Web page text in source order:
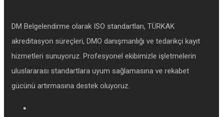
DM Belgelendirme olarak ISO standartları, TÜRKAK
akreditasyon süreçleri, DMO danışmanlığı ve tedarikçi kayıt
hizmetleri sunuyoruz. Profesyonel ekibimizle işletmelerin
uluslararası standartlara uyum sağlamasına ve rekabet
gücünü artırmasına destek oluyoruz.